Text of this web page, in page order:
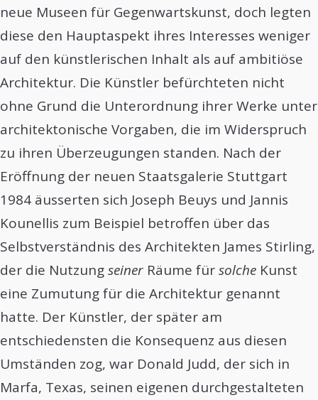
neue Museen für Gegenwartskunst, doch legten
diese den Hauptaspekt ihres Interesses weniger
auf den künstlerischen Inhalt als auf ambitiöse
Architektur. Die Künstler befürchteten nicht
ohne Grund die Unterordnung ihrer Werke unter
architektonische Vorgaben, die im Widerspruch
zu ihren Überzeugungen standen. Nach der
Eröffnung der neuen Staatsgalerie Stuttgart
1984 äusserten sich Joseph Beuys und Jannis
Kounellis zum Beispiel betroffen über das
Selbstverständnis des Architekten James Stirling,
der die Nutzungseiner Räume fürsolche Kunst
eine Zumutung für die Architektur genannt
hatte. Der Künstler, der später am
entschiedensten die Konsequenz aus diesen
Umständen zog, war Donald Judd, der sich in
Marfa, Texas, seinen eigenen durchgestalteten